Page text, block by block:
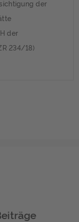
der
der
234/18)